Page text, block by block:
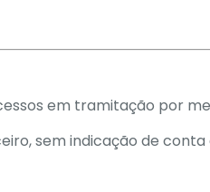
em tramitação por
sem indicação de